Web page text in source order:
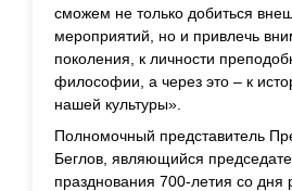
сможем не только добиться
мероприятий, но и привлечь
поколения, к личности
философии, а через это – к
нашей культуры».
Полномочный представитель
Беглов, являющийся
празднования 700-летия со